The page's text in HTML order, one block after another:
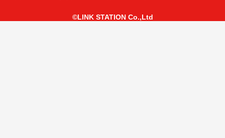
©LINK STATION Co.,Ltd